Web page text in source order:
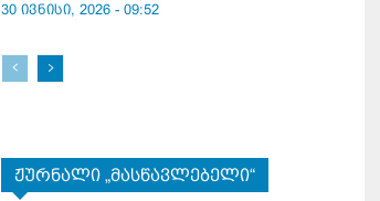
30 ივნისი, 2026 - 09:52
ჟურნალი „მასწავლებელი“